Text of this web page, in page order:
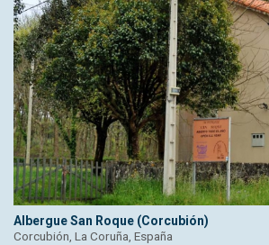
Albergue San Roque (Corcubión)
Corcubión, La Coruña, España